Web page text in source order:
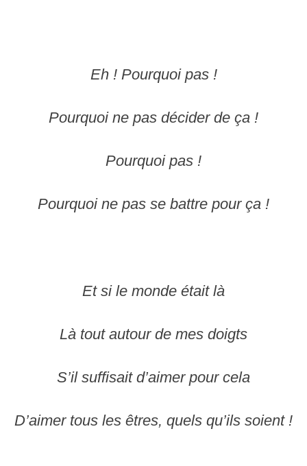
Eh ! Pourquoi pas !
Pourquoi ne pas décider de ça !
Pourquoi pas !
Pourquoi ne pas se battre pour ça !
Et si le monde était là
Là tout autour de mes doigts
S’il suffisait d’aimer pour cela
D’aimer tous les êtres, quels qu’ils soient !